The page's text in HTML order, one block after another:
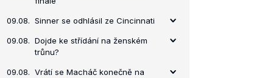
09.08. Sinner se odhlásil ze Cincinnati
09.08. Dojde ke střídání na ženském
trůnu?
09.08. Vrátí se Macháč konečně na